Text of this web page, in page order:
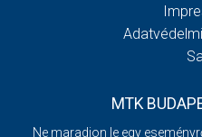
MTK
Ne maradjon le egy